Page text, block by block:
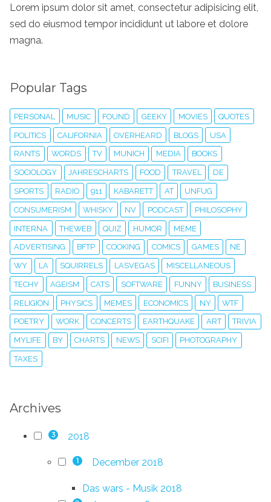
Lorem ipsum dolor sit amet, consectetur adipisicing elit,
sed do eiusmod tempor incididunt ut labore et dolore
magna.
Popular Tags
PERSONAL MUSIC FOUND GEEKY MOVIES QUOTES
POLITICS CALIFORNIA OVERHEARD BLOGS USA
RANTS WORDS TV MUNICH MEDIA BOOKS
SOCIOLOGY JAHRESCHARTS FOOD TRAVEL DE
SPORTS RADIO 911 KABARETT AT UNFUG
CONSUMERISM WHISKY NV PODCAST PHILOSOPHY
INTERNA THEWEB QUIZ HUMOR MEME
ADVERTISING BFTP COOKING COMICS GAMES NE
WY LA SQUIRRELS LASVEGAS MISCELLANEOUS
TECHY AGEISM CATS SOFTWARE FUNNY BUSINESS
RELIGION PHYSICS MEMES ECONOMICS NY WTF
POETRY WORK CONCERTS EARTHQUAKE ART TRIVIA
MYLIFE BY CHARTS NEWS SCIFI PHOTOGRAPHY
TAXES
Archives
3 2018
1 December 2018
Das wars - Musik 2018